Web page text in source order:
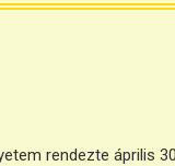
rendezte április